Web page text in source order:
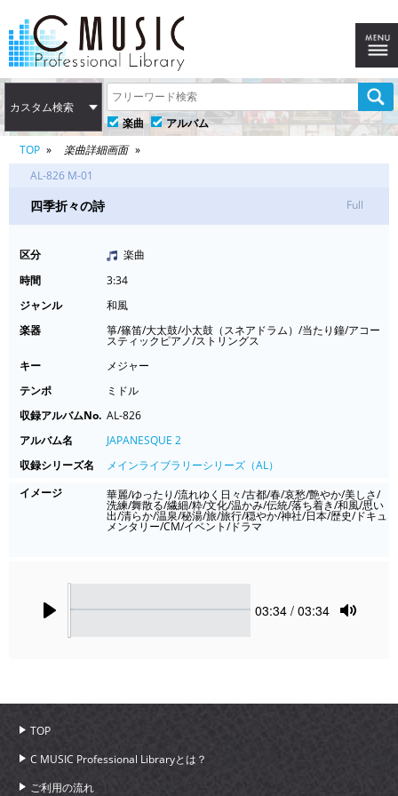
カスタム検索
楽曲
アルバム
TOP
楽曲詳細画面
AL-826 M-01
四季折々の詩 Full
区分
楽曲
時間
3:34
ジャンル
和風
楽器
箏/篠笛/大太鼓/小太鼓（スネアドラム）/当たり鐘/アコー
スティックピアノ/ストリングス
キー
メジャー
テンポ
ミドル
収録アルバムNo. AL-826
アルバム名
JAPANESQUE 2
収録シリーズ名
メインライブラリーシリーズ（AL）
イメージ
華麗/ゆったり/流れゆく日々/古都/春/哀愁/艶やか/美しさ/
洗練/舞散る/繊細/粋/文化/温かみ/伝統/落ち着き/和風/思い
出/清らか/温泉/秘湯/旅/旅行/穏やか/神社/日本/歴史/ドキュ
メンタリー/CM/イベント/ドラマ
Current
03:34 / 03:34
TOP
C MUSIC Professional Libraryとは？
ご利用の流れ